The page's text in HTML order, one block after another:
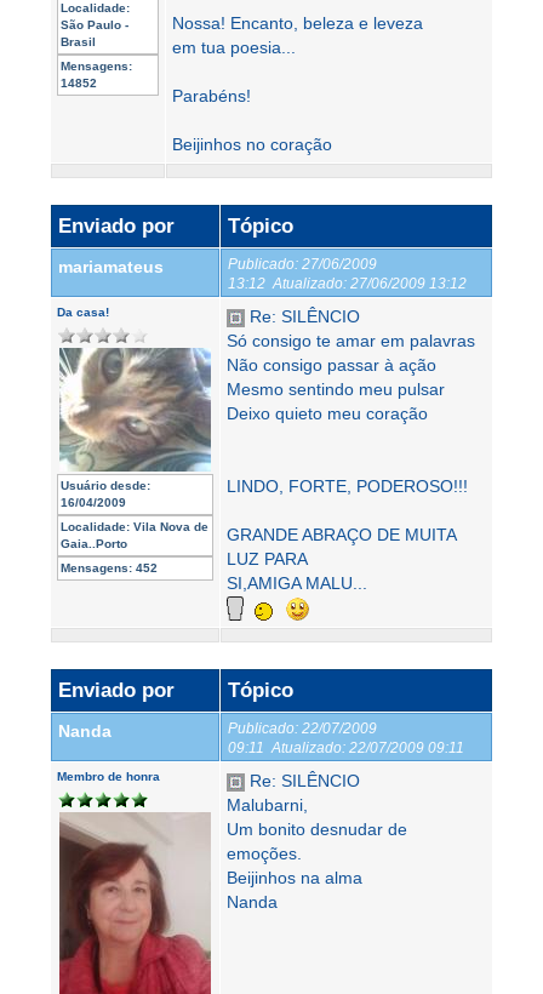
Localidade:
São Paulo -
Brasil
Mensagens:
14852
Nossa! Encanto, beleza e leveza
em tua poesia...
Parabéns!
Beijinhos no coração
Enviado por Tópico
mariamateus Publicado: 27/06/2009
13:12 Atualizado: 27/06/2009 13:12
Da casa!
Usuário desde:
16/04/2009
Localidade: Vila Nova de
Gaia..Porto
Mensagens: 452
Re: SILÊNCIO
Só consigo te amar em palavras
Não consigo passar à ação
Mesmo sentindo meu pulsar
Deixo quieto meu coração
LINDO, FORTE, PODEROSO!!!
GRANDE ABRAÇO DE MUITA
LUZ PARA
SI,AMIGA MALU...
Enviado por Tópico
Nanda Publicado: 22/07/2009
09:11 Atualizado: 22/07/2009 09:11
Membro de honra
Re: SILÊNCIO
Malubarni,
Um bonito desnudar de
emoções.
Beijinhos na alma
Nanda